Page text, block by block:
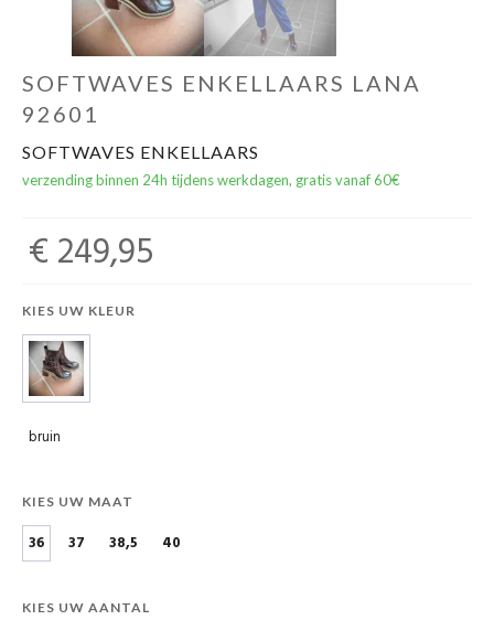
SOFTWAVES ENKELLAARS LANA
92601
SOFTWAVES ENKELLAARS
verzending binnen 24h tijdens werkdagen, gratis vanaf 60€
€ 249,95
KIES UW KLEUR
bruin
KIES UW MAAT
36 37 38,5 40
KIES UW AANTAL